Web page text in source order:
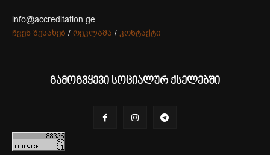
info@accreditation.ge
ჩვენ შესახებ / რეკლამა / კონტაქტი
გამოგვყევი სოციალურ ქსელებში